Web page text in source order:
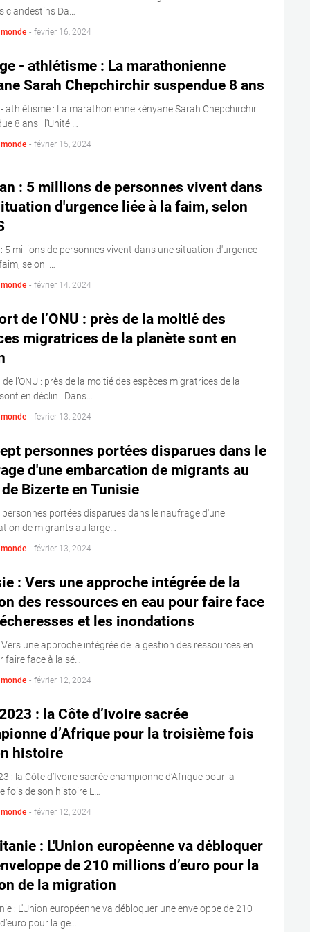
clandestins Da…
- février 16, 2024
- athlétisme : La marathonienne
Sarah Chepchirchir suspendue 8 ans
athlétisme : La marathonienne kényane Sarah Chepchirchir
8 ans l'Unité …
- février 15, 2024
: 5 millions de personnes vivent dans
d'urgence liée à la faim, selon
5 millions de personnes vivent dans une situation d'urgence
selon l…
- février 14, 2024
de l’ONU : près de la moitié des
migratrices de la planète sont en
l’ONU : près de la moitié des espèces migratrices de la
en déclin Dans…
- février 13, 2024
personnes portées disparues dans le
d'une embarcation de migrants au
Bizerte en Tunisie
personnes portées disparues dans le naufrage d'une
de migrants au large…
- février 13, 2024
: Vers une approche intégrée de la
des ressources en eau pour faire face
et les inondations
Vers une approche intégrée de la gestion des ressources en
faire face à la sé…
- février 12, 2024
: la Côte d’Ivoire sacrée
d’Afrique pour la troisième fois
histoire
: la Côte d’Ivoire sacrée championne d’Afrique pour la
fois de son histoire L…
- février 12, 2024
: L'Union européenne va débloquer
de 210 millions d’euro pour la
de la migration
: L'Union européenne va débloquer une enveloppe de 210
pour la ge…